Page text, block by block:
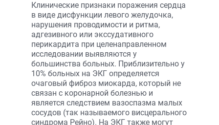
Клинические признаки поражения сердца
в виде дисфункции левого желудочка,
нарушения проводимости и ритма,
адгезивного или экссудативного
перикардита при целенаправленном
исследовании выявляются у
большинства больных. Приблизительно у
10% больных на ЭКГ определяется
очаговый фиброз миокарда, который не
связан с коронарной болезнью и
является следствием вазоспазма малых
сосудов (так называемого висцерального
синдрома Рейно). На ЭКГ также могут